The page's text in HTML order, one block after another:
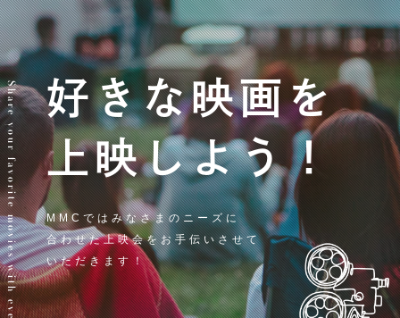
好きな映画を
上映しよう！
MMCではみなさまのニーズに
合わせた上映会をお手伝いさせて
いただきます！
Share your favorite movies with everyone.